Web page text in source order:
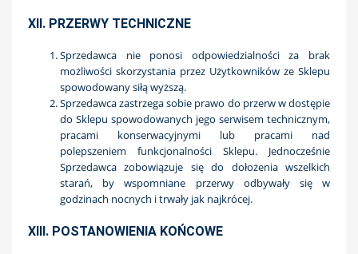
XII. PRZERWY TECHNICZNE
Sprzedawca nie ponosi odpowiedzialności za brak
możliwości skorzystania przez Użytkowników ze Sklepu
spowodowany siłą wyższą.
Sprzedawca zastrzega sobie prawo do przerw w dostępie
do Sklepu spowodowanych jego serwisem technicznym,
pracami konserwacyjnymi lub pracami nad
polepszeniem funkcjonalności Sklepu. Jednocześnie
Sprzedawca zobowiązuje się do dołożenia wszelkich
starań, by wspomniane przerwy odbywały się w
godzinach nocnych i trwały jak najkrócej.
XIII. POSTANOWIENIA KOŃCOWE